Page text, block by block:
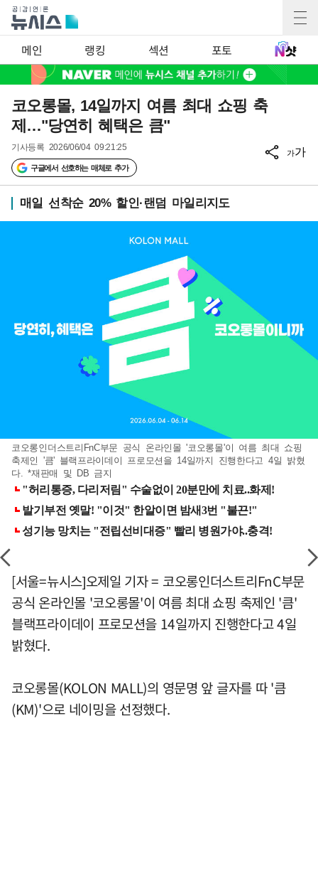
메인 랭킹 섹션 포토
코오롱몰, 14일까지 여름 최대 쇼핑 축
제…"당연히 혜택은 큼"
기사등록 2026/06/04 09:21:25
구글에서 선호하는 매체로 추가
가가
매일 선착순 20% 할인·랜덤 마일리지도
코오롱인더스트리FnC부문 공식 온라인몰 '코오롱몰'이 여름 최대 쇼핑
축제인 '큼' 블랙프라이데이 프로모션을 14일까지 진행한다고 4일 밝혔
다. *재판매 및 DB 금지
[서울=뉴시스]오제일 기자 = 코오롱인더스트리FnC부문
공식 온라인몰 '코오롱몰'이 여름 최대 쇼핑 축제인 '큼'
블랙프라이데이 프로모션을 14일까지 진행한다고 4일
밝혔다.
코오롱몰(KOLON MALL)의 영문명 앞 글자를 따 '큼
(KM)'으로 네이밍을 선정했다.